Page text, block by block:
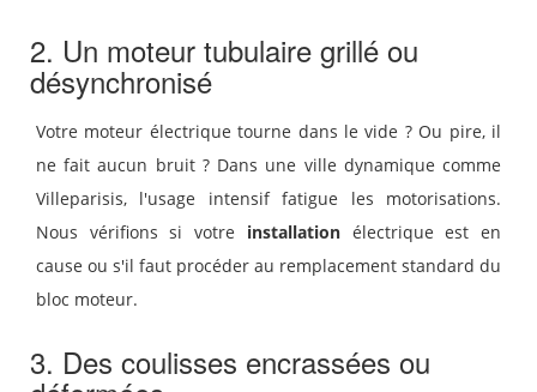
2. Un moteur tubulaire grillé ou
désynchronisé
Votre moteur électrique tourne dans le vide ? Ou pire, il
ne fait aucun bruit ? Dans une ville dynamique comme
Villeparisis, l'usage intensif fatigue les motorisations.
Nous vérifions si votre installationélectrique est en
cause ou s'il faut procéder au remplacement standard du
bloc moteur.
3. Des coulisses encrassées ou